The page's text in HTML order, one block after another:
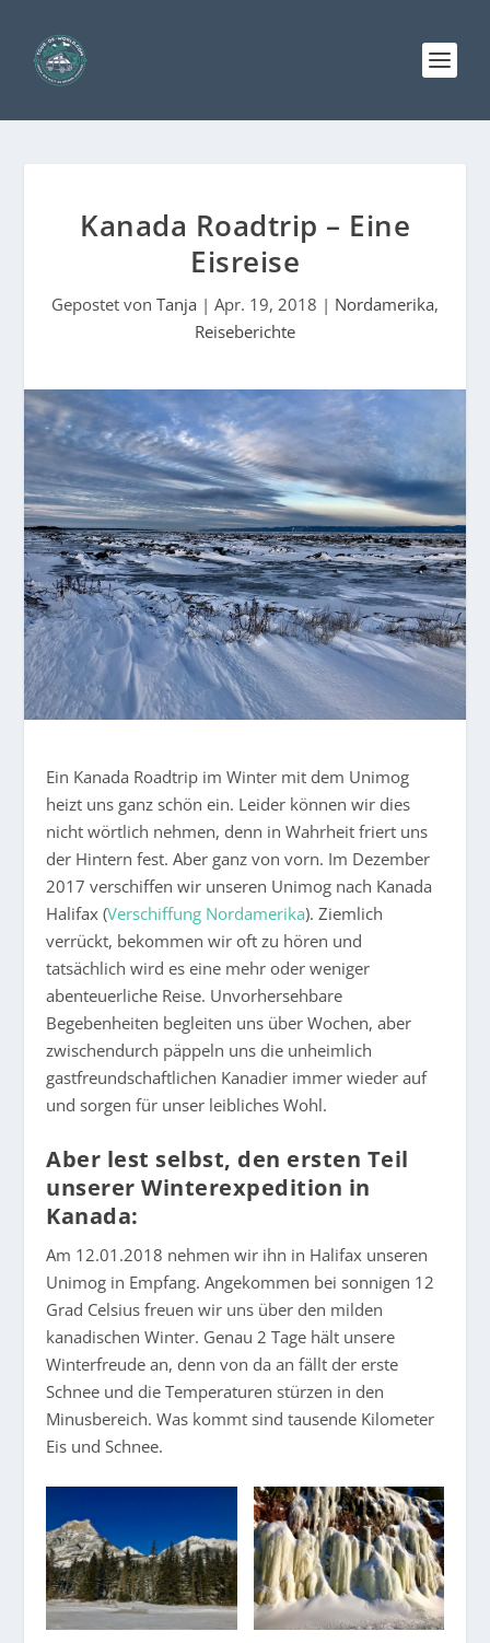
Kanada Roadtrip – Eine
Eisreise
Gepostet von Tanja | Apr. 19, 2018 | Nordamerika,
Reiseberichte
Ein Kanada Roadtrip im Winter mit dem Unimog
heizt uns ganz schön ein. Leider können wir dies
nicht wörtlich nehmen, denn in Wahrheit friert uns
der Hintern fest. Aber ganz von vorn. Im Dezember
2017 verschiffen wir unseren Unimog nach Kanada
Halifax (Verschiffung Nordamerika). Ziemlich
verrückt, bekommen wir oft zu hören und
tatsächlich wird es eine mehr oder weniger
abenteuerliche Reise. Unvorhersehbare
Begebenheiten begleiten uns über Wochen, aber
zwischendurch päppeln uns die unheimlich
gastfreundschaftlichen Kanadier immer wieder auf
und sorgen für unser leibliches Wohl.
Aber lest selbst, den ersten Teil
unserer Winterexpedition in
Kanada:
Am 12.01.2018 nehmen wir ihn in Halifax unseren
Unimog in Empfang. Angekommen bei sonnigen 12
Grad Celsius freuen wir uns über den milden
kanadischen Winter. Genau 2 Tage hält unsere
Winterfreude an, denn von da an fällt der erste
Schnee und die Temperaturen stürzen in den
Minusbereich. Was kommt sind tausende Kilometer
Eis und Schnee.